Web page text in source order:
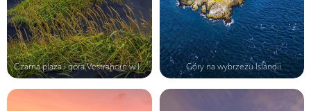
Czarna plaża i góra Vestrahorn w Is... Góry na wybrzeżu Islandii